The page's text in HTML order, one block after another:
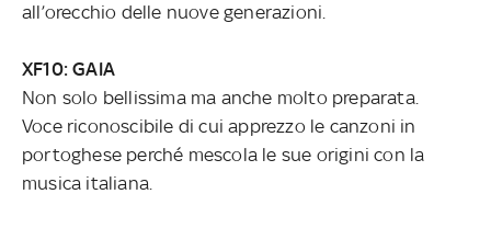
all’orecchio delle nuove generazioni.
XF10: GAIA
Non solo bellissima ma anche molto preparata.
Voce riconoscibile di cui apprezzo le canzoni in
portoghese perché mescola le sue origini con la
musica italiana.